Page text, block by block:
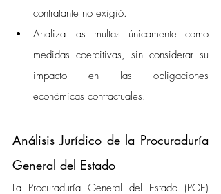
contratante no exigió.
Analiza las multas únicamente como
medidas coercitivas, sin considerar su
impacto en las obligaciones
económicas contractuales.
Análisis Jurídico de la Procuraduría
General del Estado
La Procuraduría General del Estado (PGE)